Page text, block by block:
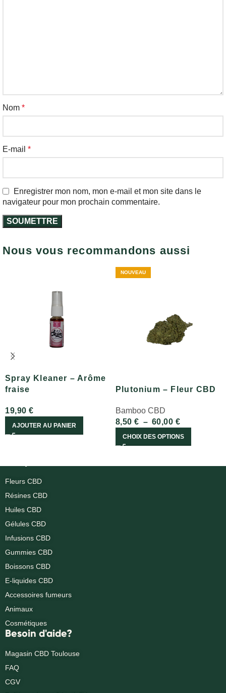
Nom *
E-mail *
Enregistrer mon nom, mon e-mail et mon site dans le
navigateur pour mon prochain commentaire.
Nous vous recommandons aussi
Spray Kleaner – Arôme
fraise
19,90 €
AJOUTER AU PANIER
NOUVEAU
Plutonium – Fleur CBD
Bamboo CBD
8,50€ – 60,00 €
CHOIX DES OPTIONS
Fleurs CBD
Résines CBD
Huiles CBD
Gélules CBD
Infusions CBD
Gummies CBD
Boissons CBD
E-liquides CBD
Accessoires fumeurs
Animaux
Cosmétiques
Besoin d'aide?
Magasin CBD Toulouse
FAQ
CGV